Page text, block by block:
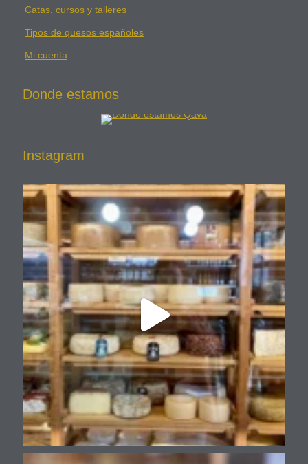
Catas, cursos y talleres
Tipos de quesos españoles
Mi cuenta
Donde estamos
Instagram